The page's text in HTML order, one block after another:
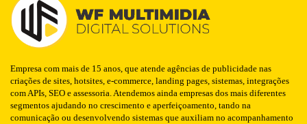
Empresa com mais de 15 anos, que atende agências de publicidade nas
criações de sites, hotsites, e-commerce, landing pages, sistemas, integrações
com APIs, SEO e assessoria. Atendemos ainda empresas dos mais diferentes
segmentos ajudando no crescimento e aperfeiçoamento, tando na
comunicação ou desenvolvendo sistemas que auxiliam no acompanhamento